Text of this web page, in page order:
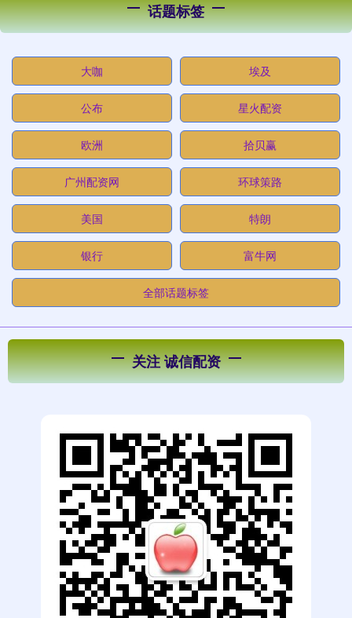
话题标签
大咖 埃及
公布 星火配资
欧洲 拾贝赢
广州配资网 环球策路
美国 特朗
银行 富牛网
全部话题标签
关注 诚信配资